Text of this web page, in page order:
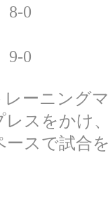
8-0
9-0
ーニング
レスをかけ
ースで試合